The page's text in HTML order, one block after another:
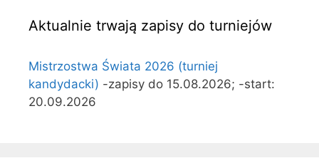
Aktualnie trwają zapisy do turniejów
Mistrzostwa Świata 2026 (turniej
kandydacki) -zapisy do 15.08.2026; -start:
20.09.2026